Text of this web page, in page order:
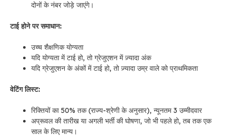
दोनों के नंबर जोड़े जाएंगे।
टाई होने पर समाधान:
उच्च शैक्षणिक योग्यता
यदि योग्यता में टाई हो, तो ग्रेजुएशन में ज़्यादा अंक
यदि ग्रेजुएशन के अंकों में टाई हो, तो ज़्यादा उम्र वाले को प्राथमिकता
वेटिंग लिस्ट:
रिक्तियों का 50% तक (राज्य-श्रेणी के अनुसार), न्यूनतम 3 उम्मीदवार
अप्रूवल की तारीख या अगली भर्ती की घोषणा, जो भी पहले हो, तब तक एक
साल के लिए मान्य।